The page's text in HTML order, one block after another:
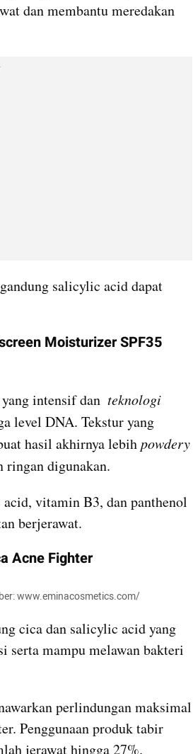
dan membantu meredakan
salicylic acid dapat
Moisturizer SPF35
intensif dan teknologi
level DNA. Tekstur yang
hasil akhirnya lebih powdery
ringan digunakan.
vitamin B3, dan panthenol
berjerawat.
Acne Fighter
www.eminacosmetics.com/
cica dan salicylic acid yang
serta mampu melawan bakteri
perlindungan maksimal
Penggunaan produk tabir
jerawat hingga 27%.